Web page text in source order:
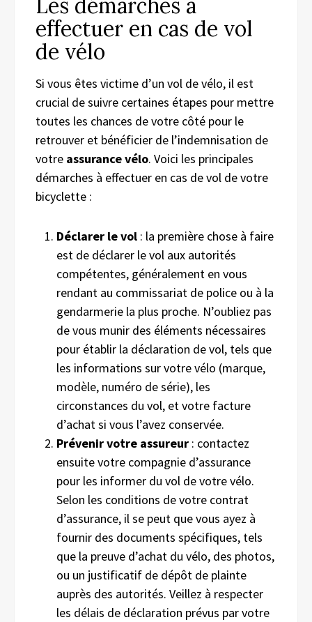
Les démarches à
effectuer en cas de vol
de vélo
Si vous êtes victime d’un vol de vélo, il est
crucial de suivre certaines étapes pour mettre
toutes les chances de votre côté pour le
retrouver et bénéficier de l’indemnisation de
votre assurance vélo. Voici les principales
démarches à effectuer en cas de vol de votre
bicyclette :
Déclarer le vol : la première chose à faire
est de déclarer le vol aux autorités
compétentes, généralement en vous
rendant au commissariat de police ou à la
gendarmerie la plus proche. N’oubliez pas
de vous munir des éléments nécessaires
pour établir la déclaration de vol, tels que
les informations sur votre vélo (marque,
modèle, numéro de série), les
circonstances du vol, et votre facture
d’achat si vous l’avez conservée.
Prévenir votre assureur : contactez
ensuite votre compagnie d’assurance
pour les informer du vol de votre vélo.
Selon les conditions de votre contrat
d’assurance, il se peut que vous ayez à
fournir des documents spécifiques, tels
que la preuve d’achat du vélo, des photos,
ou un justificatif de dépôt de plainte
auprès des autorités. Veillez à respecter
les délais de déclaration prévus par votre